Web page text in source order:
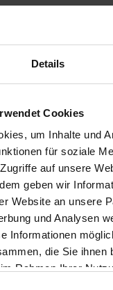
Details
Cookies
um Inhalte und
für soziale
auf unsere
geben wir
Website an unsere
und Analysen
Informationen
die Sie ihnen
Rahmen Ihrer